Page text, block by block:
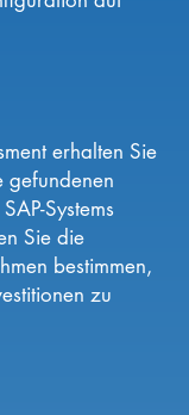
erhalten Sie
gefundenen
Systems
Sie die
bestimmen,
zu